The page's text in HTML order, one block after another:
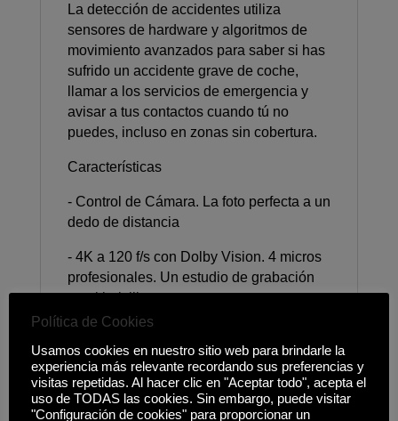
La detección de accidentes utiliza
sensores de hardware y algoritmos de
movimiento avanzados para saber si has
sufrido un accidente grave de coche,
llamar a los servicios de emergencia y
avisar a tus contactos cuando tú no
puedes, incluso en zonas sin cobertura.
Características
- Control de Cámara. La foto perfecta a un
dedo de distancia
- 4K a 120 f/s con Dolby Vision. 4 micros
profesionales. Un estudio de grabación
en el bolsillo
grandes. Un espectáculo
- Nuevo chip A18 Pro. Un rendimiento sin
precedentes. Una eficiencia sin igual
Política de Cookies
Usamos cookies en nuestro sitio web para brindarle la
experiencia más relevante recordando sus preferencias y
visitas repetidas. Al hacer clic en "Aceptar todo", acepta el
uso de TODAS las cookies. Sin embargo, puede visitar
"Configuración de cookies" para proporcionar un